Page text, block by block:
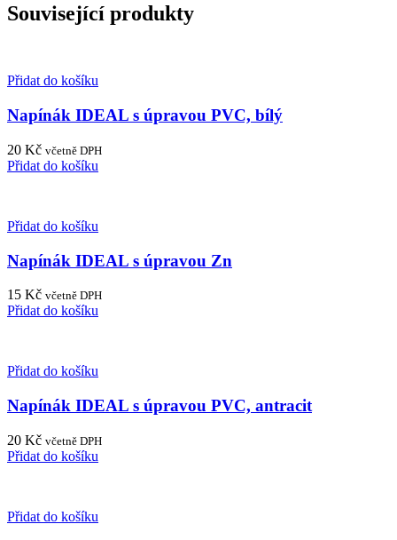
Související produkty
Přidat do košíku
Napínák IDEAL s úpravou PVC, bílý
20 Kč včetně DPH
Přidat do košíku
Přidat do košíku
Napínák IDEAL s úpravou Zn
15 Kč včetně DPH
Přidat do košíku
Přidat do košíku
Napínák IDEAL s úpravou PVC, antracit
20 Kč včetně DPH
Přidat do košíku
Přidat do košíku